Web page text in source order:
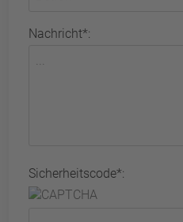
Nachricht*:
Sicherheitscode*: